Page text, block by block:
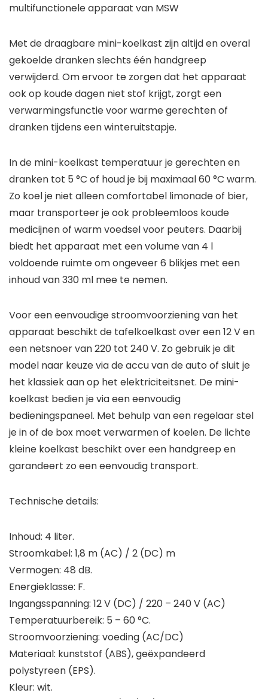
multifunctionele apparaat van MSW
Met de draagbare mini-koelkast zijn altijd en overal
gekoelde dranken slechts één handgreep
verwijderd. Om ervoor te zorgen dat het apparaat
ook op koude dagen niet stof krijgt, zorgt een
verwarmingsfunctie voor warme gerechten of
dranken tijdens een winteruitstapje.
In de mini-koelkast temperatuur je gerechten en
dranken tot 5 °C of houd je bij maximaal 60 °C warm.
Zo koel je niet alleen comfortabel limonade of bier,
maar transporteer je ook probleemloos koude
medicijnen of warm voedsel voor peuters. Daarbij
biedt het apparaat met een volume van 4 l
voldoende ruimte om ongeveer 6 blikjes met een
inhoud van 330 ml mee te nemen.
Voor een eenvoudige stroomvoorziening van het
apparaat beschikt de tafelkoelkast over een 12 V en
een netsnoer van 220 tot 240 V. Zo gebruik je dit
model naar keuze via de accu van de auto of sluit je
het klassiek aan op het elektriciteitsnet. De mini-
koelkast bedien je via een eenvoudig
bedieningspaneel. Met behulp van een regelaar stel
je in of de box moet verwarmen of koelen. De lichte
kleine koelkast beschikt over een handgreep en
garandeert zo een eenvoudig transport.
Technische details:
Inhoud: 4 liter.
Stroomkabel: 1,8 m (AC) / 2 (DC) m
Vermogen: 48 dB.
Energieklasse: F.
Ingangsspanning: 12 V (DC) / 220 – 240 V (AC)
Temperatuurbereik: 5 – 60 °C.
Stroomvoorziening: voeding (AC/DC)
Materiaal: kunststof (ABS), geëxpandeerd
polystyreen (EPS).
Kleur: wit.